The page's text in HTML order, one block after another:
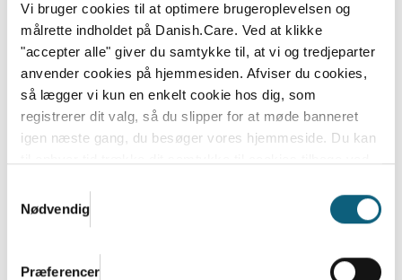
Vi bruger cookies til at optimere brugeroplevelsen og
målrette indholdet på Danish.Care. Ved at klikke
"accepter alle" giver du samtykke til, at vi og tredjeparter
anvender cookies på hjemmesiden. Afviser du cookies,
så lægger vi kun en enkelt cookie hos dig, som
registrerer dit valg, så du slipper for at møde banneret
igen næste gang, du besøger vores hjemmeside. Du kan
Danish.Cares privatlivs- og cookiepolitik
Nødvendig
Præferencer
Danish.Care Nyt 29. oktober 2025
Læs mere